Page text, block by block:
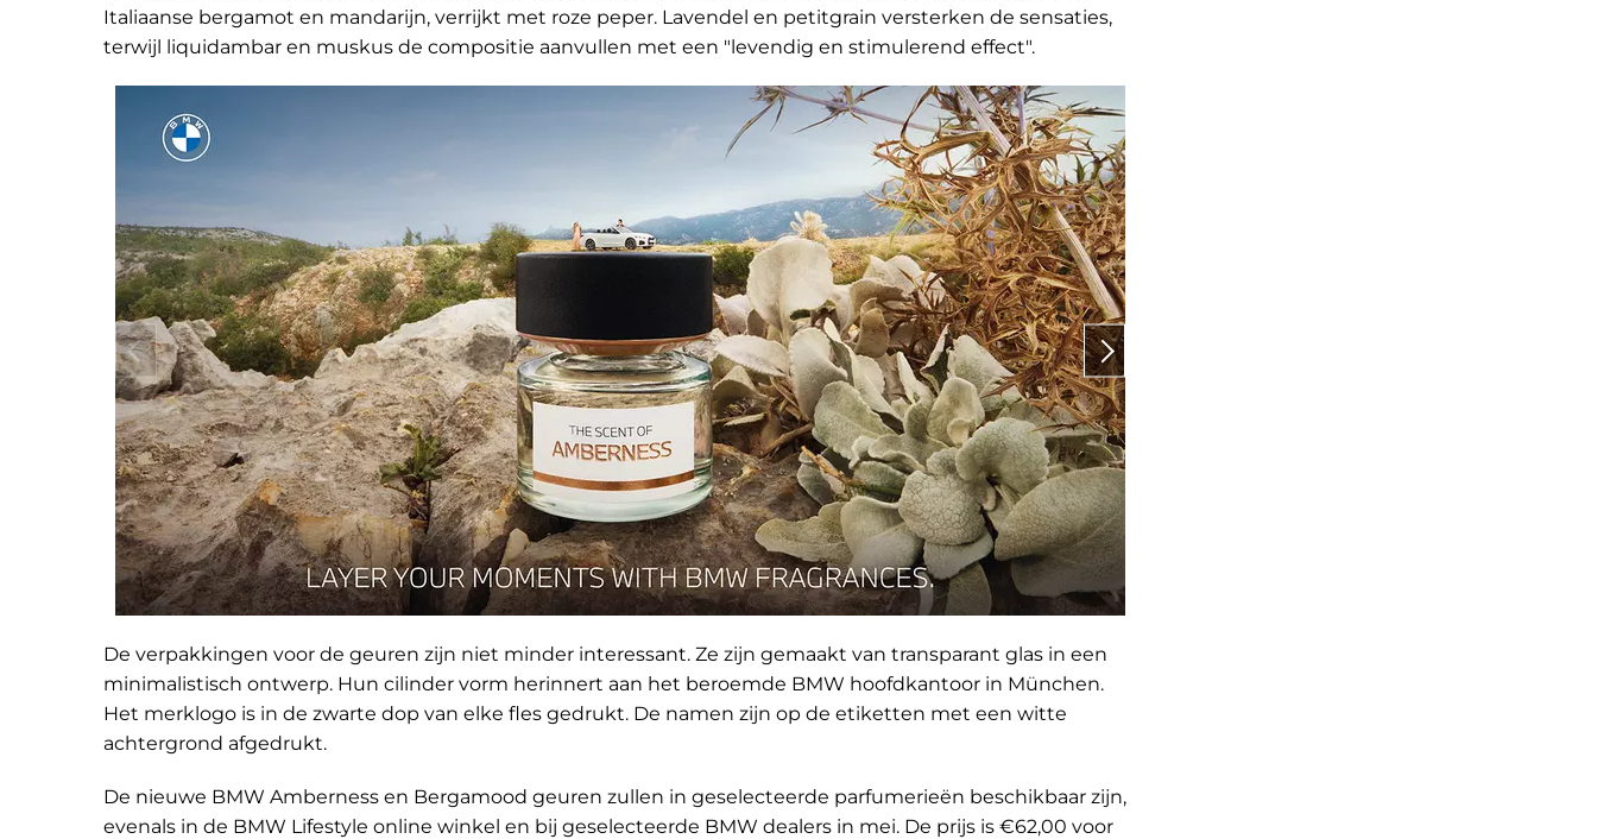
Italiaanse bergamot en mandarijn, verrijkt met roze peper. Lavendel en petitgrain versterken de sensaties,
terwijl liquidambar en muskus de compositie aanvullen met een "levendig en stimulerend effect".
De verpakkingen voor de geuren zijn niet minder interessant. Ze zijn gemaakt van transparant glas in een
minimalistisch ontwerp. Hun cilinder vorm herinnert aan het beroemde BMW hoofdkantoor in München.
Het merklogo is in de zwarte dop van elke fles gedrukt. De namen zijn op de etiketten met een witte
achtergrond afgedrukt.
De nieuwe BMW Amberness en Bergamood geuren zullen in geselecteerde parfumerieën beschikbaar zijn,
evenals in de BMW Lifestyle online winkel en bij geselecteerde BMW dealers in mei. De prijs is €62,00 voor